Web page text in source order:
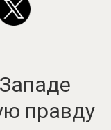
правду